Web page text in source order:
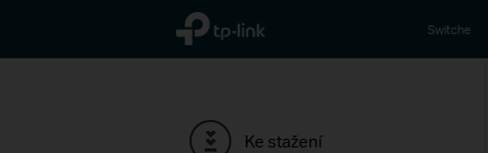
TP-Link, Reliably Smart Switche
Ke stažení